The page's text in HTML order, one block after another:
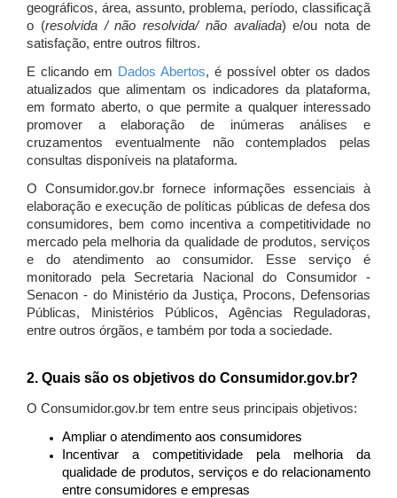
geográficos, área, assunto, problema, período, classificaçã
o (resolvida / não resolvida/ não avaliada) e/ou nota de
satisfação, entre outros filtros.
E clicando em Dados Abertos, é possível obter os dados
atualizados que alimentam os indicadores da plataforma,
em formato aberto, o que permite a qualquer interessado
promover a elaboração de inúmeras análises e
cruzamentos eventualmente não contemplados pelas
consultas disponíveis na plataforma.
O Consumidor.gov.br fornece informações essenciais à
elaboração e execução de políticas públicas de defesa dos
consumidores, bem como incentiva a competitividade no
mercado pela melhoria da qualidade de produtos, serviços
e do atendimento ao consumidor. Esse serviço é
monitorado pela Secretaria Nacional do Consumidor -
Senacon - do Ministério da Justiça, Procons, Defensorias
Públicas, Ministérios Públicos, Agências Reguladoras,
entre outros órgãos, e também por toda a sociedade.
2. Quais são os objetivos do Consumidor.gov.br?
O Consumidor.gov.br tem entre seus principais objetivos:
Ampliar o atendimento aos consumidores
Incentivar a competitividade pela melhoria da
qualidade de produtos, serviços e do relacionamento
entre consumidores e empresas